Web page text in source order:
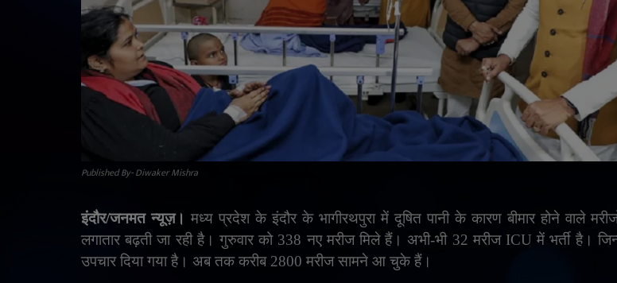
Published By- Diwaker Mishra
इंदौर/जनमत न्यूज़। मध्य प्रदेश के इंदौर के भागीरथपुरा में दूषित पानी के कारण बीमार होने वाले
लगातार बढ़ती जा रही है। गुरुवार को 338 नए मरीज मिले हैं। अभी-भी 32 मरीज ICUमें भर्ती है।
उपचार दिया गया है। अब तक करीब 2800 मरीज सामने आ चुके हैं।